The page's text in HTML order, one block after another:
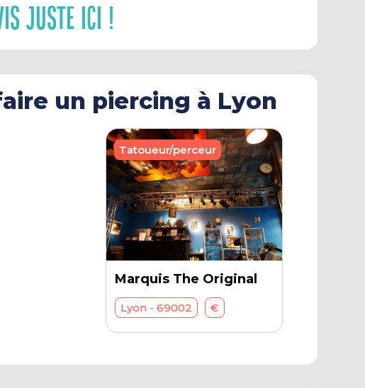
Juste Ici !
un piercing à Lyon
Marquis The Original
Lyon - 69002 €
Tatoueur/perceur